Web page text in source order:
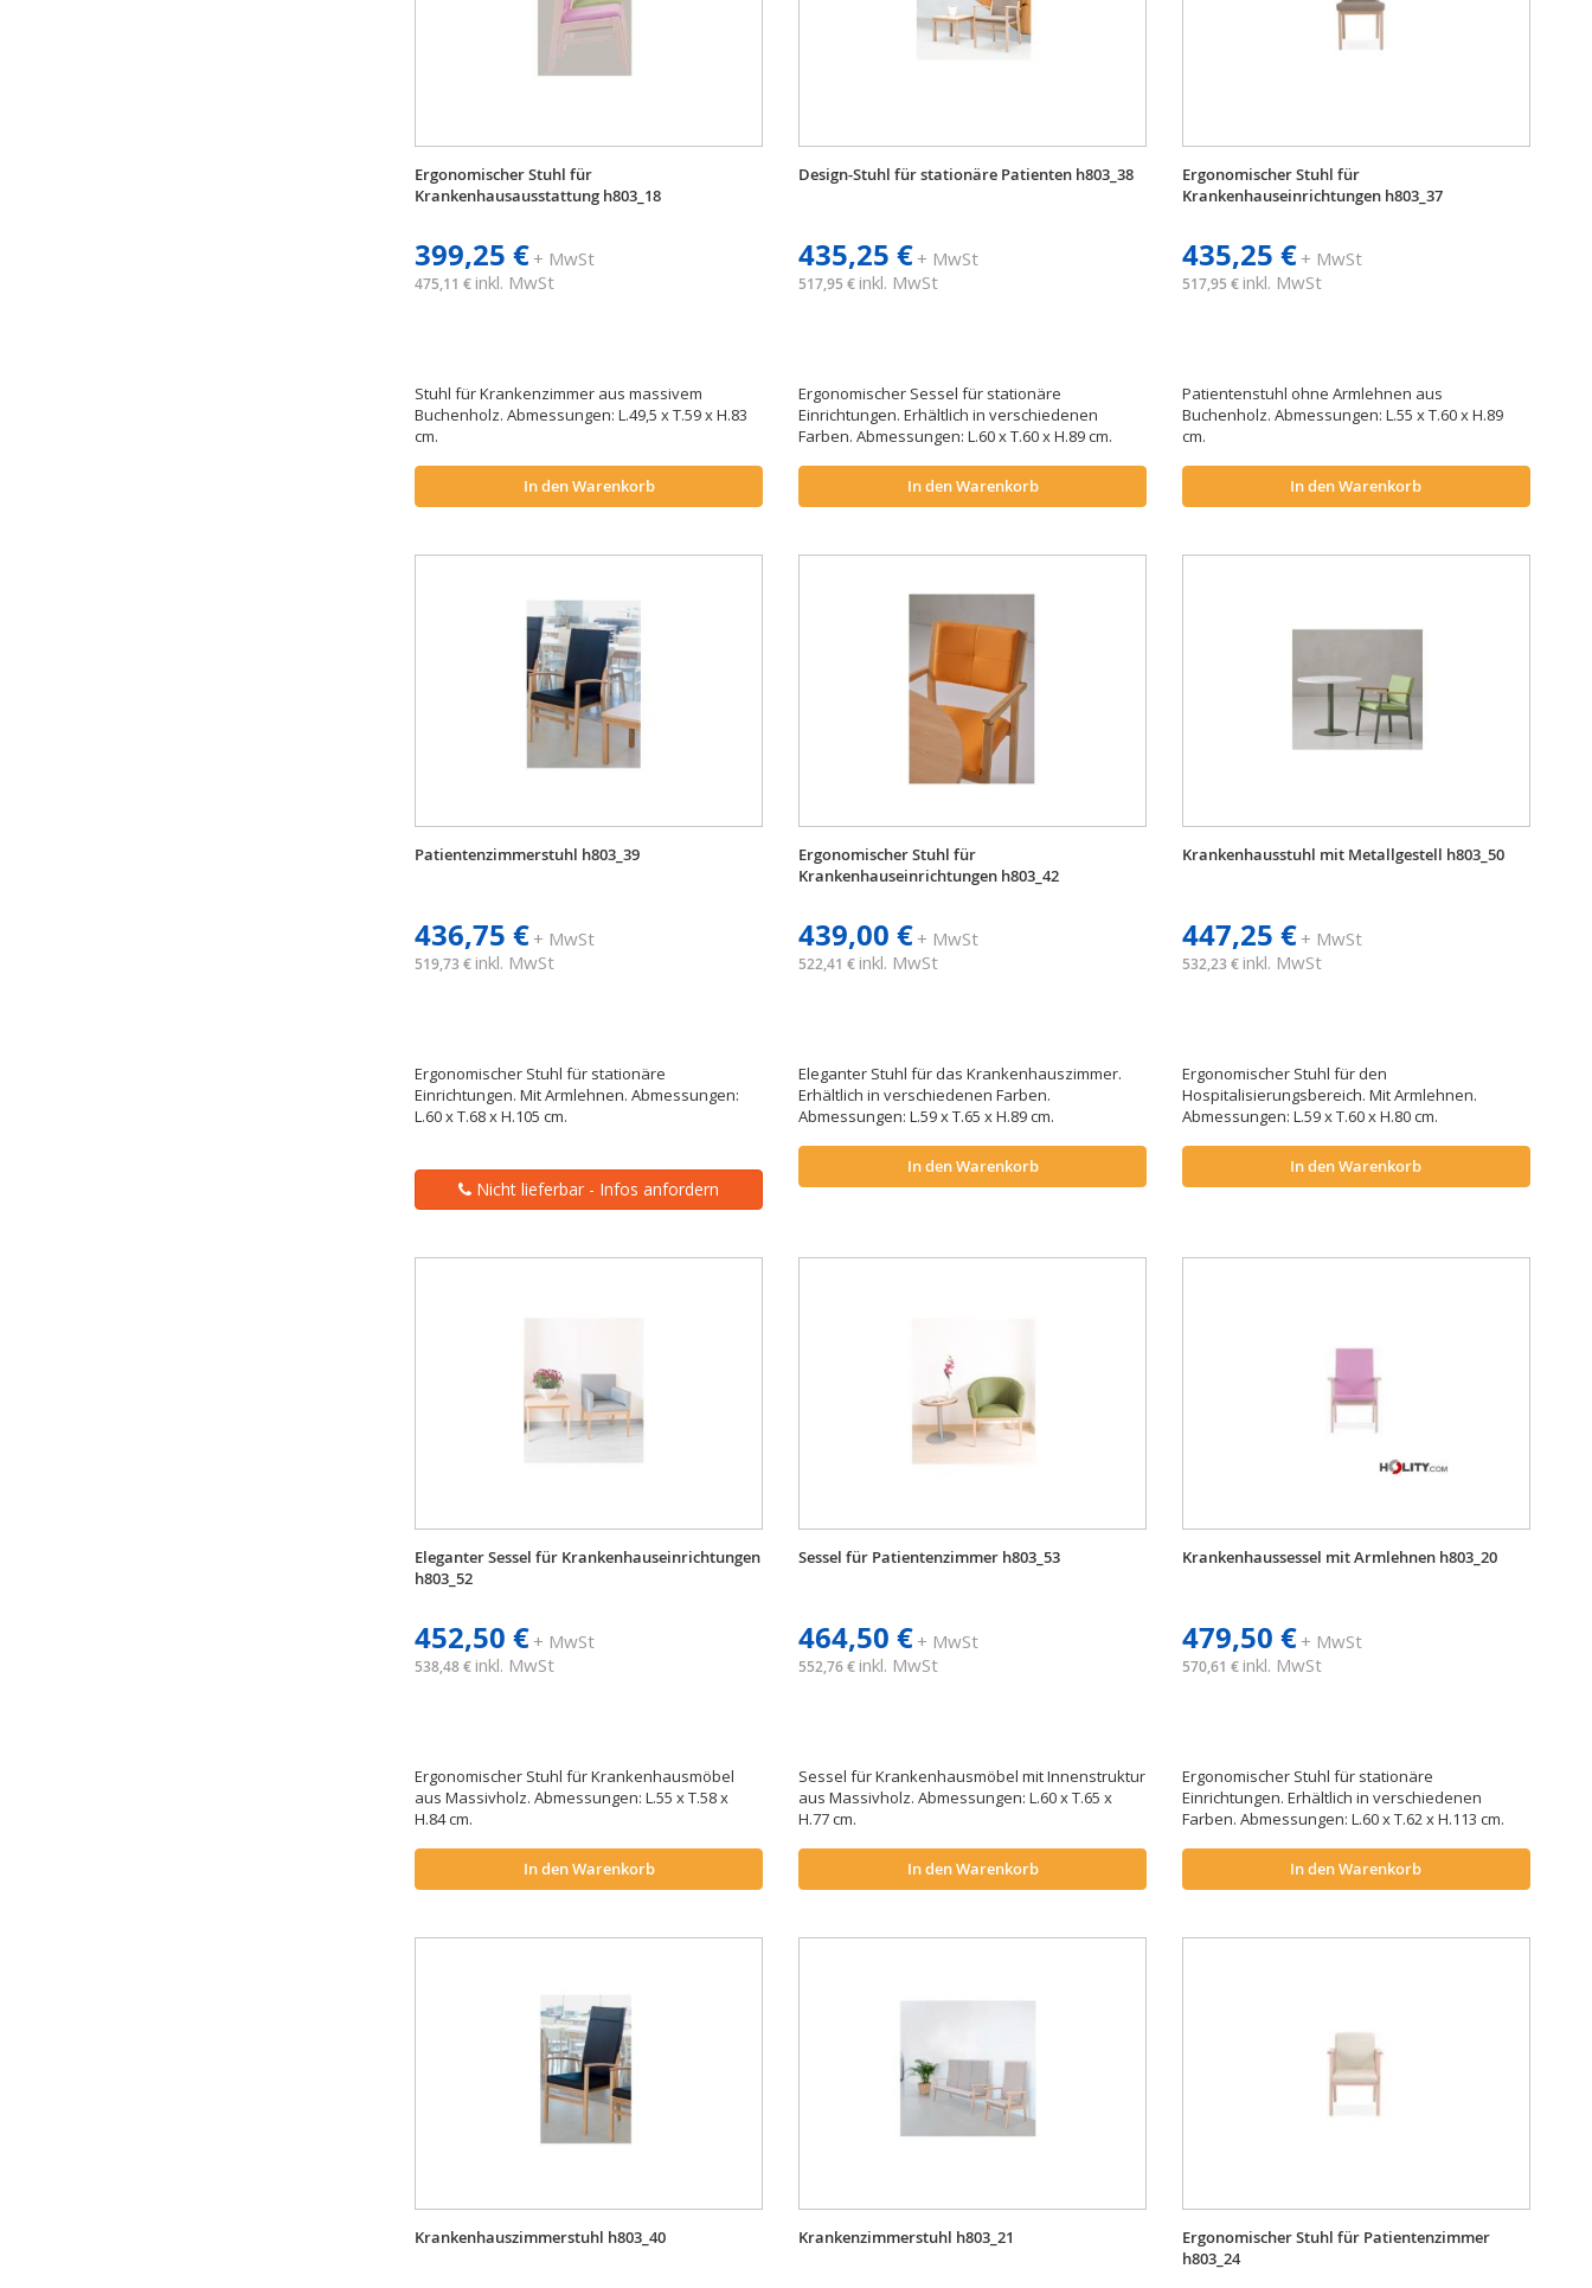
Ergonomischer Stuhl für
Krankenhausausstattung h803_18
399,25 €+ MwSt
475,11 € inkl. MwSt
Stuhl für Krankenzimmer aus massivem
Buchenholz. Abmessungen: L.49,5 x T.59 x H.83
cm.
In den Warenkorb
Design-Stuhl für stationäre Patienten h803_38
435,25 €+ MwSt
517,95 € inkl. MwSt
Ergonomischer Sessel für stationäre
Einrichtungen. Erhältlich in verschiedenen
Farben. Abmessungen: L.60 x T.60 x H.89 cm.
In den Warenkorb
Ergonomischer Stuhl für
Krankenhauseinrichtungen h803_37
435,25 €+ MwSt
517,95 € inkl. MwSt
Patientenstuhl ohne Armlehnen aus
Buchenholz. Abmessungen: L.55 x T.60 x H.89
cm.
In den Warenkorb
Patientenzimmerstuhl h803_39
436,75 €+ MwSt
519,73 € inkl. MwSt
Ergonomischer Stuhl für stationäre
Einrichtungen. Mit Armlehnen. Abmessungen:
L.60 x T.68 x H.105 cm.
Nicht lieferbar - Infos anfordern
Ergonomischer Stuhl für
Krankenhauseinrichtungen h803_42
439,00 €+ MwSt
522,41 € inkl. MwSt
Eleganter Stuhl für das Krankenhauszimmer.
Erhältlich in verschiedenen Farben.
Abmessungen: L.59 x T.65 x H.89 cm.
In den Warenkorb
Krankenhausstuhl mit Metallgestell h803_50
447,25 €+ MwSt
532,23 € inkl. MwSt
Ergonomischer Stuhl für den
Hospitalisierungsbereich. Mit Armlehnen.
Abmessungen: L.59 x T.60 x H.80 cm.
In den Warenkorb
Eleganter Sessel für Krankenhauseinrichtungen
h803_52
452,50 €+ MwSt
538,48 € inkl. MwSt
Ergonomischer Stuhl für Krankenhausmöbel
aus Massivholz. Abmessungen: L.55 x T.58 x
H.84 cm.
In den Warenkorb
Sessel für Patientenzimmer h803_53
464,50 €+ MwSt
552,76 € inkl. MwSt
Sessel für Krankenhausmöbel mit Innenstruktur
aus Massivholz. Abmessungen: L.60 x T.65 x
H.77 cm.
In den Warenkorb
Krankenhaussessel mit Armlehnen h803_20
479,50 €+ MwSt
570,61 € inkl. MwSt
Ergonomischer Stuhl für stationäre
Einrichtungen. Erhältlich in verschiedenen
Farben. Abmessungen: L.60 x T.62 x H.113 cm.
In den Warenkorb
Krankenhauszimmerstuhl h803_40 Krankenzimmerstuhl h803_21
Ergonomischer Stuhl für Patientenzimmer
h803_24